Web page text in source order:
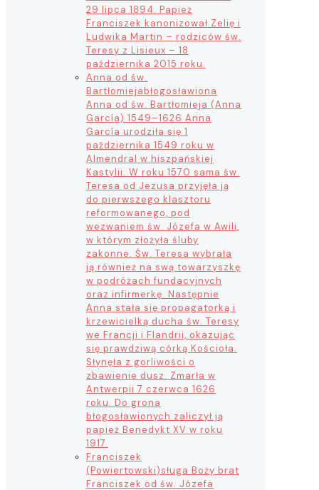
29 lipca 1894. Papież
Franciszek kanonizował Zelię i
Ludwika Martin – rodziców św.
Teresy z Lisieux – 18
października 2015 roku.
Anna od św.
Bartłomiejabłogosławiona
Anna od św. Bartłomieja (Anna
García) 1549–1626 Anna
García urodziła się 1
października 1549 roku w
Almendral w hiszpańskiej
Kastylii. W roku 1570 sama św.
Teresa od Jezusa przyjęła ją
do pierwszego klasztoru
reformowanego, pod
wezwaniem św. Józefa w Awili,
w którym złożyła śluby
zakonne. Św. Teresa wybrała
ją również na swą towarzyszkę
w podróżach fundacyjnych
oraz infirmerkę. Następnie
Anna stała się propagatorką i
krzewicielką ducha św. Teresy
we Francji i Flandrii, okazując
się prawdziwą córką Kościoła.
Słynęła z gorliwości o
zbawienie dusz. Zmarła w
Antwerpii 7 czerwca 1626
roku. Do grona
błogosławionych zaliczył ją
papież Benedykt XV w roku
1917.
Franciszek
(Powiertowski)sługa Boży brat
Franciszek od św. Józefa